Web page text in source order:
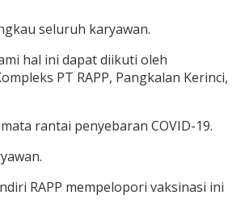
seluruh karyawan.
hal ini dapat diikuti oleh
PT RAPP, Pangkalan Kerinci,
rantai penyebaran COVID-19.
RAPP mempelopori vaksinasi ini